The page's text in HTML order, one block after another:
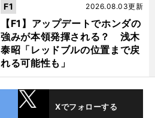
【F1】アップデートでホンダの
強みが本領発揮される？ 浅木
泰昭「レッドブルの位置まで戻
れる可能性も」
2026.08.03更新
F1
Xでフォローする